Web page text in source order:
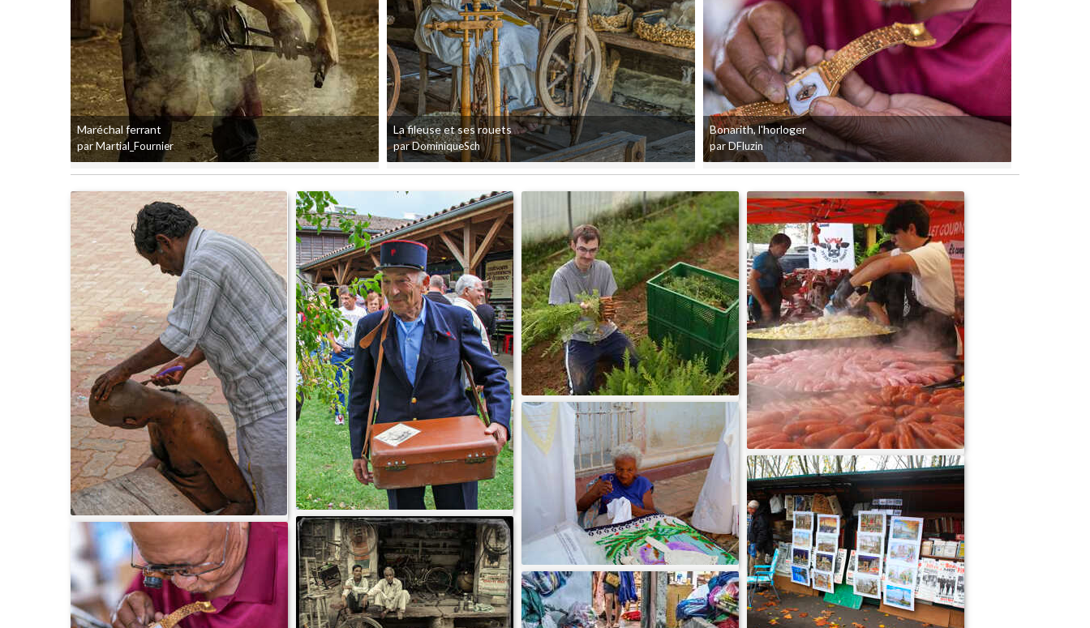
Maréchal ferrant
par Martial_Fournier
La fileuse et ses rouets
par DominiqueSch
Bonarith, l'horloger
par DFluzin